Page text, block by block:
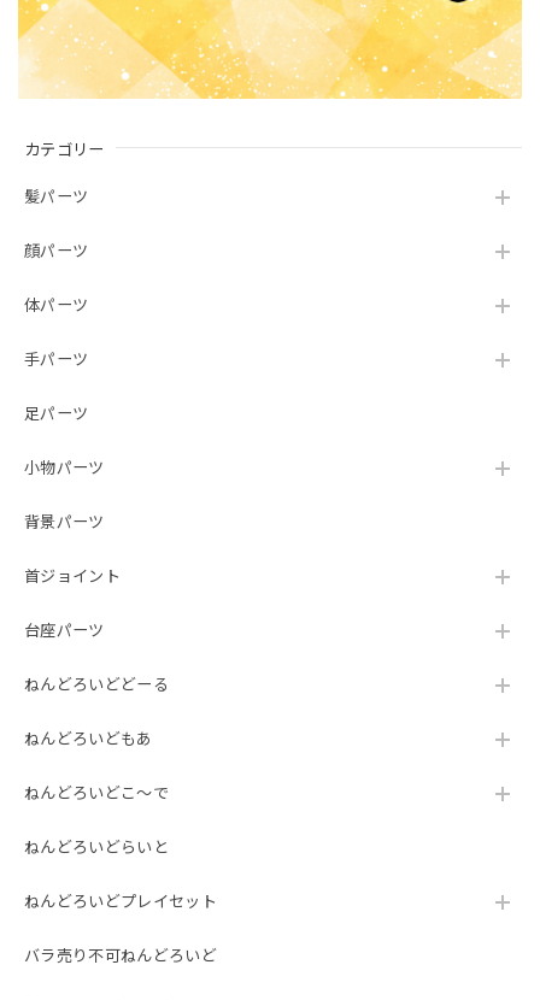
カテゴリー
髪パーツ
顔パーツ
体パーツ
手パーツ
足パーツ
小物パーツ
背景パーツ
首ジョイント
台座パーツ
ねんどろいどどーる
ねんどろいどもあ
ねんどろいどこ～で
ねんどろいどらいと
ねんどろいどプレイセット
バラ売り不可ねんどろいど